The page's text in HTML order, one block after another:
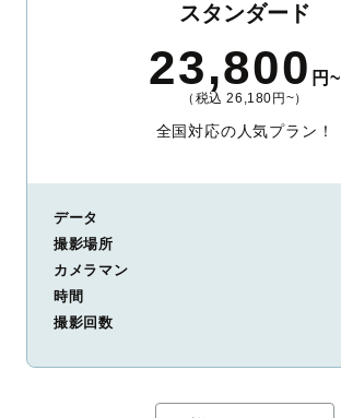
スタンダード
23,800 円~
（税込 26,180円~）
全国対応の人気プラン！
データ
撮影場所
カメラマン
時間
撮影回数